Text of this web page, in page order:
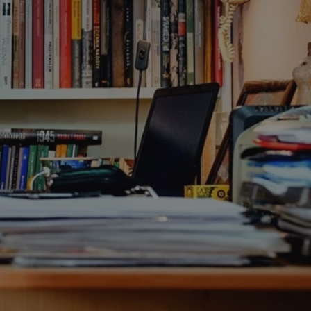
bezpiecznych
samym
danych.
usługę Cookie-
na pliki cookie.
Cookie-
o zgodzie
dotyczących
z witryny.
prywatności
przestrzeganie
użytkownik nie
preferencji,
z regulacjami
identyfikatora